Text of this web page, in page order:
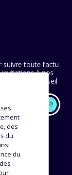
toute l’actu
à nos
aucun conseil
des
du
du